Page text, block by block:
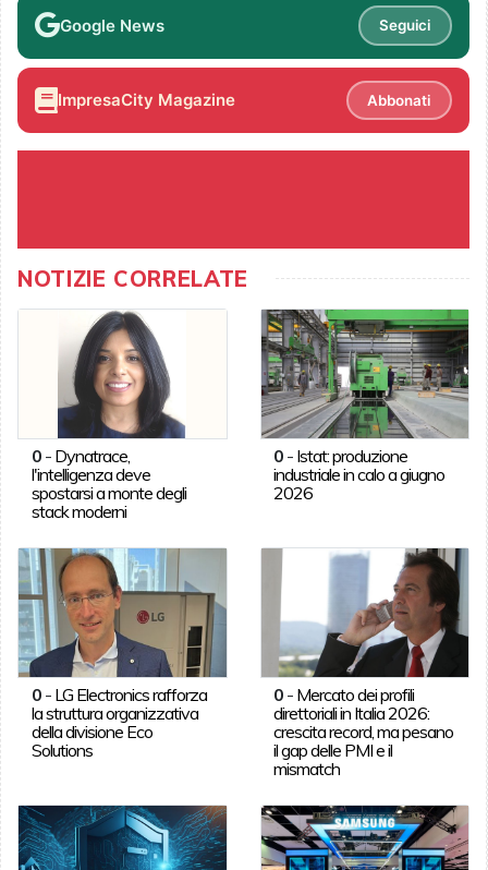
Google News Seguici
ImpresaCity Magazine Abbonati
NOTIZIE CORRELATE
0- Dynatrace,
l'intelligenza deve
spostarsi a monte degli
stack moderni
0 - Istat: produzione
industriale in calo a giugno
2026
0- LG Electronics rafforza
la struttura organizzativa
della divisione Eco
Solutions
0 - Mercato dei profili
direttoriali in Italia 2026:
crescita record, ma pesano
il gap delle PMI e il
mismatch